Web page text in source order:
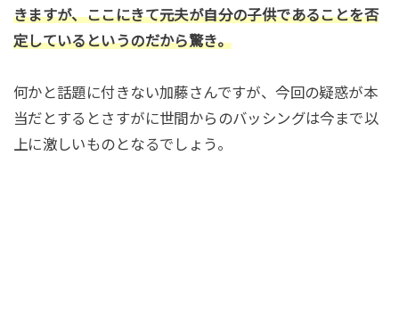
きますが、ここにきて元夫が自分の子供であることを否
定しているというのだから驚き。
何かと話題に付きない加藤さんですが、今回の疑惑が本
当だとするとさすがに世間からのバッシングは今まで以
上に激しいものとなるでしょう。